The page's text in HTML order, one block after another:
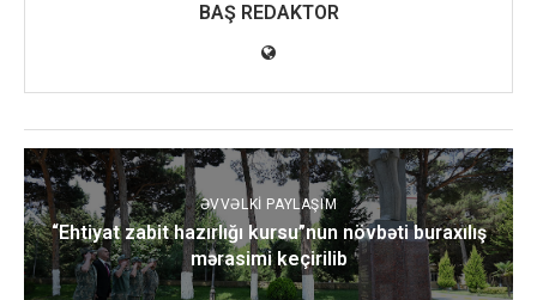
BAŞ REDAKTOR
ƏVVƏLKI PAYLAŞIM
“Ehtiyat zabit hazırlığı kursu”nun növbəti buraxılış
mərasimi keçirilib